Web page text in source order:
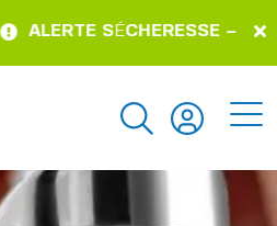
ALERTE S É CHERESSE – pour